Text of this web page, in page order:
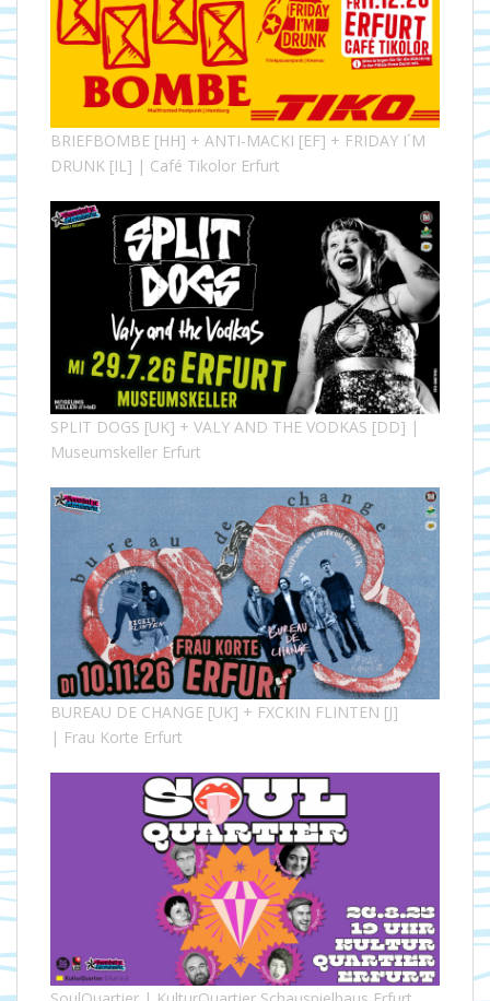
BRIEFBOMBE [HH] + ANTI-MACKI [EF] + FRIDAY I´M
DRUNK [IL] | Café Tikolor Erfurt
SPLIT DOGS [UK] + VALY AND THE VODKAS [DD] |
Museumskeller Erfurt
BUREAU DE CHANGE [UK] + FXCKIN FLINTEN [J]
| Frau Korte Erfurt